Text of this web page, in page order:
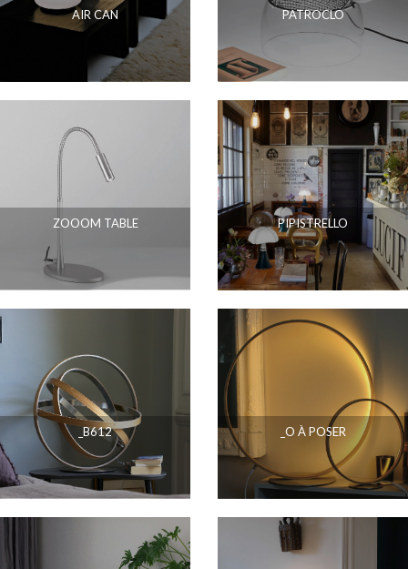
AIR CAN PATROCLO
ZOOOM TABLE PIPISTRELLO
_B612 _O À POSER